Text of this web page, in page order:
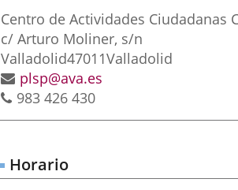
Postal
address
Centro de Actividades Ciudadanas
c/ Arturo Moliner, s/n
Valladolid47011Valladolid
Email
plsp@ava.es
Phones
983 426 430
Horario